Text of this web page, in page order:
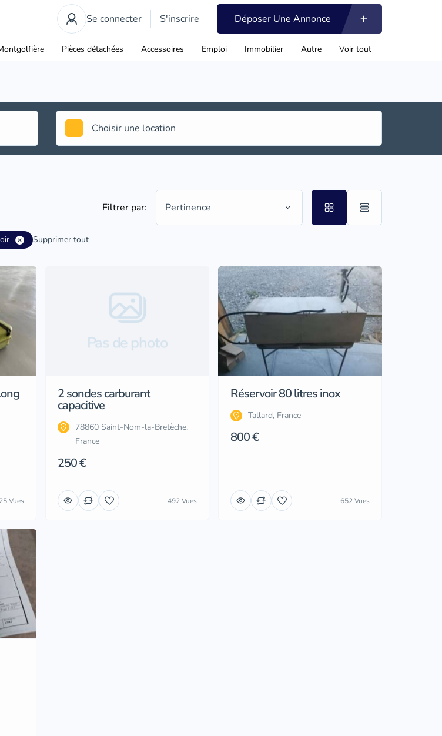
Se connecter S'inscrire Déposer Une Annonce
Pièces détachées Accessoires Emploi Immobilier Autre Voir tout
Filtrer par: Pertinence
Supprimer tout
Vues
Pas de photo
2 sondes carburant
capacitive
78860 Saint-Nom-la-Bretèche,
France
250 €
492 Vues
Réservoir 80 litres inox
Tallard, France
800 €
652 Vues